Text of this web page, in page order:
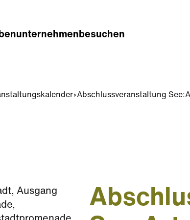
unternehmenbesuchen
Abschlussveranstaltung
Ausgang